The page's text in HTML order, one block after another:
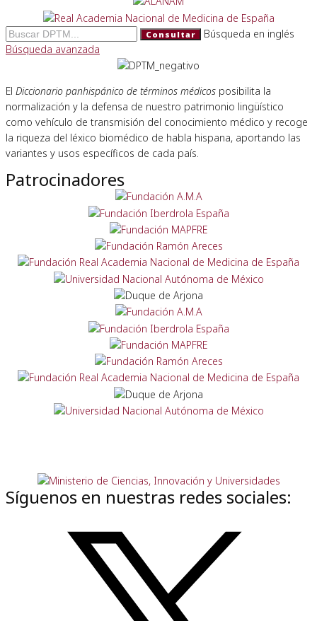
Consultar
Búsqueda en inglés
Búsqueda avanzada
El Diccionario panhispánico de términos médicos posibilita la
normalización y la defensa de nuestro patrimonio lingüístico
como vehículo de transmisión del conocimiento médico y recoge
la riqueza del léxico biomédico de habla hispana, aportando las
variantes y usos específicos de cada país.
Patrocinadores
Síguenos en nuestras redes sociales: